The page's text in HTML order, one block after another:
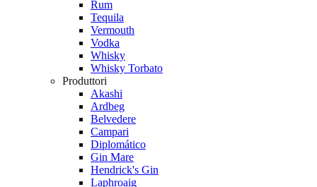
Rum
Tequila
Vermouth
Vodka
Whisky
Whisky Torbato
Produttori
Akashi
Ardbeg
Belvedere
Campari
Diplomático
Gin Mare
Hendrick's Gin
Laphroaig